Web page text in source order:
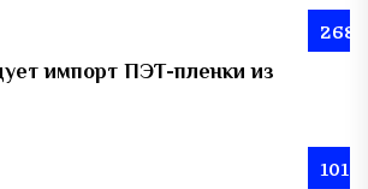
268
импорт ПЭТ-пленки из
101